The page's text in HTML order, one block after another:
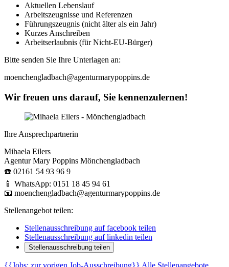
Aktuellen Lebenslauf
Arbeitszeugnisse und Referenzen
Führungszeugnis (nicht älter als ein Jahr)
Kurzes Anschreiben
Arbeitserlaubnis (für Nicht-EU-Bürger)
Bitte senden Sie Ihre Unterlagen an:
moenchengladbach@agenturmarypoppins.de
Wir freuen uns darauf, Sie kennenzulernen!
Ihre Ansprechpartnerin
Mihaela Eilers
Agentur Mary Poppins Mönchengladbach
☎️ 02161 54 93 96 9
📱 WhatsApp: 0151 18 45 94 61
📧 moenchengladbach@agenturmarypoppins.de
Stellenangebot teilen:
Stellenausschreibung auf facebook teilen
Stellenausschreibung auf linkedin teilen
Stellenausschreibung teilen